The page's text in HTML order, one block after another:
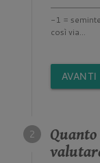
-1 =
così via...
AVANTI